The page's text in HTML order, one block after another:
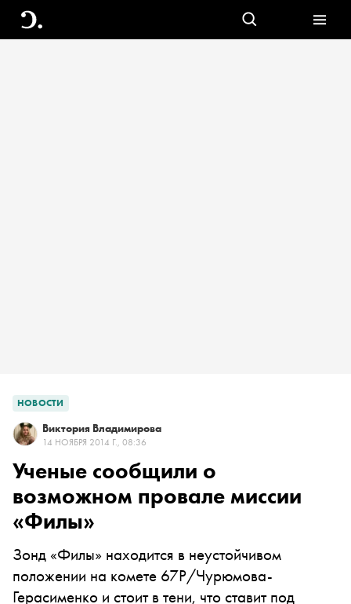
НОВОСТИ
Виктория Владимирова
14 НОЯБРЯ 2014 Г., 08:36
Ученые сообщили о
возможном провале миссии
«Филы»
Зонд «Филы» находится в неустойчивом
положении на комете 67P/Чурюмова-
Герасименко и стоит в тени, что ставит под